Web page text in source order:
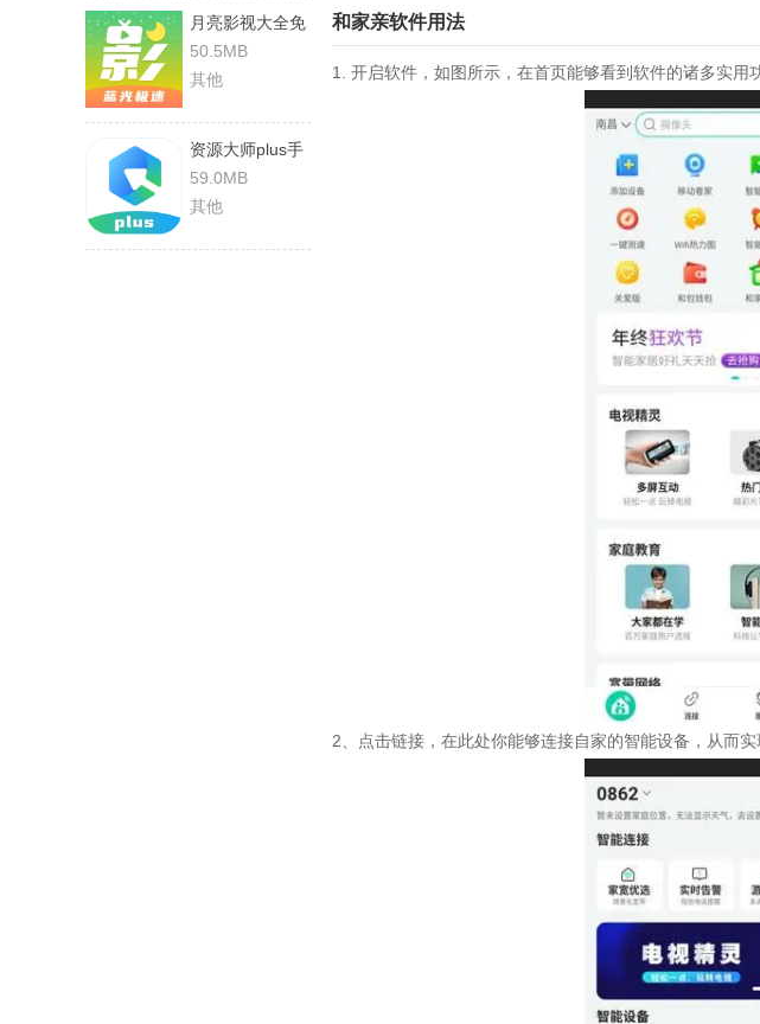
月亮影视大全免
费原版
50.5MB
其他
资源大师plus手
机正版
59.0MB
其他
和家亲软件用法
1. 开启软件，如图所示，在首页能够看到软件的诸多实用
2、点击链接，在此处你能够连接自家的智能设备，从而实